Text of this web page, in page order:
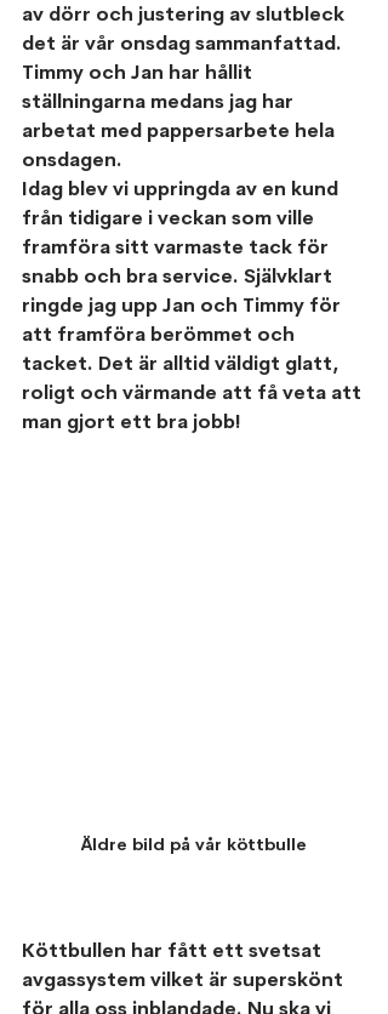
av dörr och justering av slutbleck
det är vår onsdag sammanfattad.
Timmy och Jan har hållit
ställningarna medans jag har
arbetat med pappersarbete hela
onsdagen.
Idag blev vi uppringda av en kund
från tidigare i veckan som ville
framföra sitt varmaste tack för
snabb och bra service. Självklart
ringde jag upp Jan och Timmy för
att framföra berömmet och
tacket. Det är alltid väldigt glatt,
roligt och värmande att få veta att
man gjort ett bra jobb!
Äldre bild på vår köttbulle
Köttbullen har fått ett svetsat
avgassystem vilket är superskönt